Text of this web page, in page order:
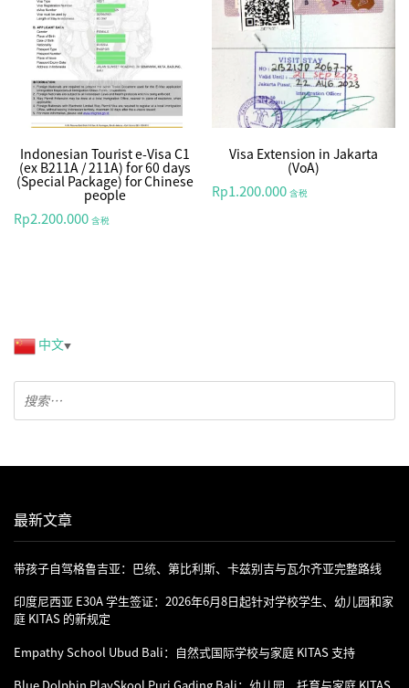
Indonesian Tourist e-Visa C1
(ex B211A / 211A) for 60 days
(Special Package) for Chinese
people
Rp2.200.000 含税
Visa Extension in Jakarta
(VoA)
Rp1.200.000 含税
中文▼
最新文章
带孩子自驾格鲁吉亚：巴统、第比利斯、卡兹别吉与瓦尔齐亚完整路线
印度尼西亚 E30A 学生签证：2026年6月8日起针对学校学生、幼儿园和家
庭 KITAS 的新规定
Empathy School Ubud Bali：自然式国际学校与家庭 KITAS 支持